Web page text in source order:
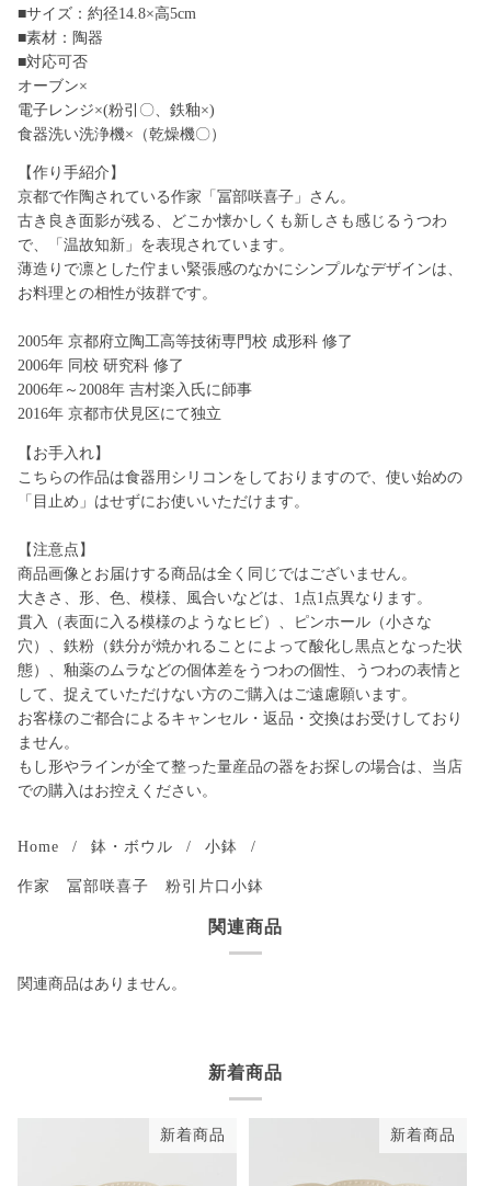
■サイズ：約径14.8×高5cm
■素材：陶器
■対応可否
オーブン×
電子レンジ×(粉引〇、鉄釉×)
食器洗い洗浄機×（乾燥機〇）
【作り手紹介】
京都で作陶されている作家「冨部咲喜子」さん。
古き良き面影が残る、どこか懐かしくも新しさも感じるうつわ
で、「温故知新」を表現されています。
薄造りで凛とした佇まい緊張感のなかにシンプルなデザインは、
お料理との相性が抜群です。
2005年 京都府立陶工高等技術専門校 成形科 修了
2006年 同校 研究科 修了
2006年～2008年 吉村楽入氏に師事
2016年 京都市伏見区にて独立
【お手入れ】
こちらの作品は食器用シリコンをしておりますので、使い始めの
「目止め」はせずにお使いいただけます。
【注意点】
商品画像とお届けする商品は全く同じではございません。
大きさ、形、色、模様、風合いなどは、1点1点異なります。
貫入（表面に入る模様のようなヒビ）、ピンホール（小さな
穴）、鉄粉（鉄分が焼かれることによって酸化し黒点となった状
態）、釉薬のムラなどの個体差をうつわの個性、うつわの表情と
して、捉えていただけない方のご購入はご遠慮願います。
お客様のご都合によるキャンセル・返品・交換はお受けしており
ません。
もし形やラインが全て整った量産品の器をお探しの場合は、当店
での購入はお控えください。
Home / 鉢・ボウル / 小鉢 /
作家 冨部咲喜子 粉引片口小鉢
関連商品
関連商品はありません。
新着商品
新着商品 新着商品